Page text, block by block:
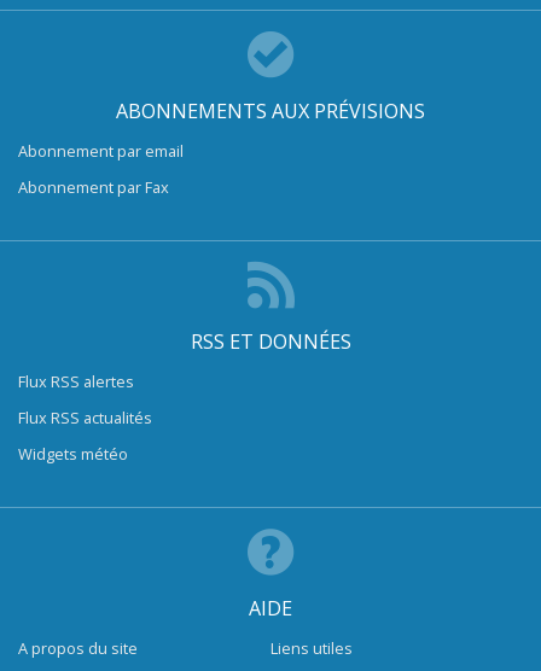
ABONNEMENTS AUX PRÉVISIONS
Abonnement par email
Abonnement par Fax
RSS ET DONNÉES
Flux RSS alertes
Flux RSS actualités
Widgets météo
AIDE
A propos du site
Liens utiles